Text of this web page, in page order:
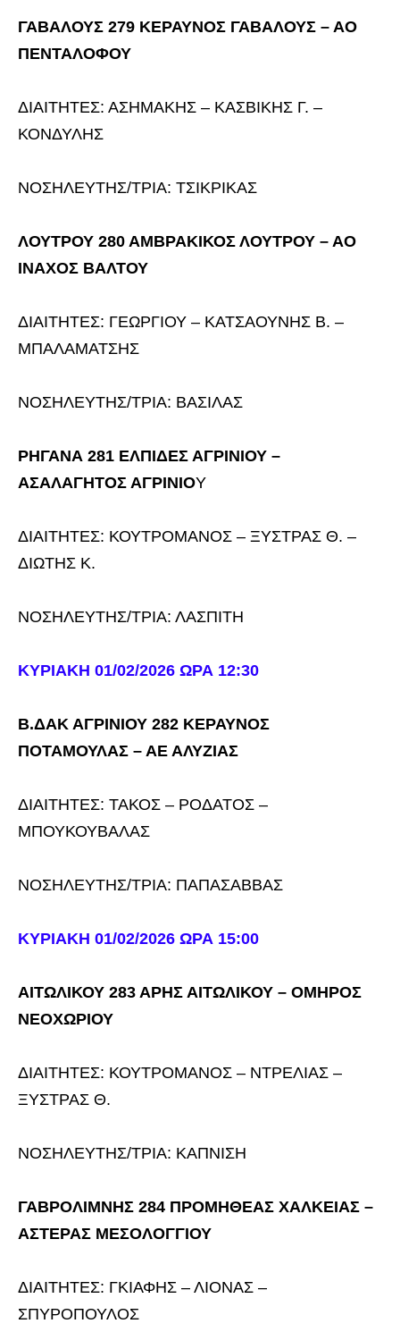
ΓΑΒΑΛΟΥΣ 279 ΚΕΡΑΥΝΟΣ ΓΑΒΑΛΟΥΣ – ΑΟ
ΠΕΝΤΑΛΟΦΟΥ
ΔΙΑΙΤΗΤΕΣ: ΑΣΗΜΑΚΗΣ – ΚΑΣΒΙΚΗΣ Γ. –
ΚΟΝΔΥΛΗΣ
ΝΟΣΗΛΕΥΤΗΣ/ΤΡΙΑ: ΤΣΙΚΡΙΚΑΣ
ΛΟΥΤΡΟΥ 280 ΑΜΒΡΑΚΙΚΟΣ ΛΟΥΤΡΟΥ – ΑΟ
ΙΝΑΧΟΣ ΒΑΛΤΟΥ
ΔΙΑΙΤΗΤΕΣ: ΓΕΩΡΓΙΟΥ – ΚΑΤΣΑΟΥΝΗΣ Β. –
ΜΠΑΛΑΜΑΤΣΗΣ
ΝΟΣΗΛΕΥΤΗΣ/ΤΡΙΑ: ΒΑΣΙΛΑΣ
ΡΗΓΑΝΑ 281 ΕΛΠΙΔΕΣ ΑΓΡΙΝΙΟΥ –
ΑΣΑΛΑΓΗΤΟΣ ΑΓΡΙΝΙΟΥ
ΔΙΑΙΤΗΤΕΣ: ΚΟΥΤΡΟΜΑΝΟΣ – ΞΥΣΤΡΑΣ Θ. –
ΔΙΩΤΗΣ Κ.
ΝΟΣΗΛΕΥΤΗΣ/ΤΡΙΑ: ΛΑΣΠΙΤΗ
ΚΥΡΙΑΚΗ 01/02/2026 ΩΡΑ 12:30
Β.ΔΑΚ ΑΓΡΙΝΙΟΥ 282 ΚΕΡΑΥΝΟΣ
ΠΟΤΑΜΟΥΛΑΣ – ΑΕ ΑΛΥΖΙΑΣ
ΔΙΑΙΤΗΤΕΣ: ΤΑΚΟΣ – ΡΟΔΑΤΟΣ –
ΜΠΟΥΚΟΥΒΑΛΑΣ
ΝΟΣΗΛΕΥΤΗΣ/ΤΡΙΑ: ΠΑΠΑΣΑΒΒΑΣ
ΚΥΡΙΑΚΗ 01/02/2026 ΩΡΑ 15:00
ΑΙΤΩΛΙΚΟΥ 283 ΑΡΗΣ ΑΙΤΩΛΙΚΟΥ – ΟΜΗΡΟΣ
ΝΕΟΧΩΡΙΟΥ
ΔΙΑΙΤΗΤΕΣ: ΚΟΥΤΡΟΜΑΝΟΣ – ΝΤΡΕΛΙΑΣ –
ΞΥΣΤΡΑΣ Θ.
ΝΟΣΗΛΕΥΤΗΣ/ΤΡΙΑ: ΚΑΠΝΙΣΗ
ΓΑΒΡΟΛΙΜΝΗΣ 284 ΠΡΟΜΗΘΕΑΣ ΧΑΛΚΕΙΑΣ –
ΑΣΤΕΡΑΣ ΜΕΣΟΛΟΓΓΙΟΥ
ΔΙΑΙΤΗΤΕΣ: ΓΚΙΑΦΗΣ – ΛΙΟΝΑΣ –
ΣΠΥΡΟΠΟΥΛΟΣ